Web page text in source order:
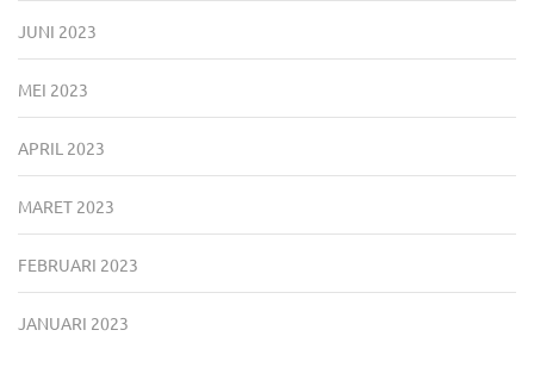
JUNI 2023
MEI 2023
APRIL 2023
MARET 2023
FEBRUARI 2023
JANUARI 2023